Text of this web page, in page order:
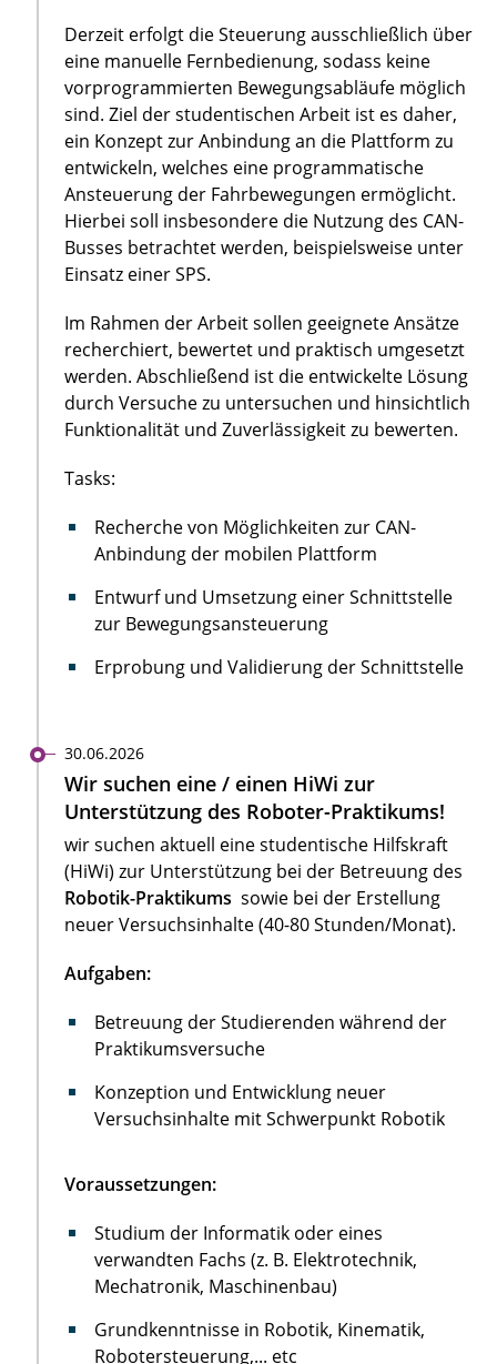
Derzeit erfolgt die Steuerung ausschließlich über
eine manuelle Fernbedienung, sodass keine
vorprogrammierten Bewegungsabläufe möglich
sind. Ziel der studentischen Arbeit ist es daher,
ein Konzept zur Anbindung an die Plattform zu
entwickeln, welches eine programmatische
Ansteuerung der Fahrbewegungen ermöglicht.
Hierbei soll insbesondere die Nutzung des CAN-
Busses betrachtet werden, beispielsweise unter
Einsatz einer SPS.
Im Rahmen der Arbeit sollen geeignete Ansätze
recherchiert, bewertet und praktisch umgesetzt
werden. Abschließend ist die entwickelte Lösung
durch Versuche zu untersuchen und hinsichtlich
Funktionalität und Zuverlässigkeit zu bewerten.
Tasks:
Recherche von Möglichkeiten zur CAN-
Anbindung der mobilen Plattform
Entwurf und Umsetzung einer Schnittstelle
zur Bewegungsansteuerung
Erprobung und Validierung der Schnittstelle
30.06.2026
Wir suchen eine / einen HiWi zur
Unterstützung des Roboter-Praktikums!
wir suchen aktuell eine studentische Hilfskraft
(HiWi) zur Unterstützung bei der Betreuung des
Robotik-Praktikums sowie bei der Erstellung
neuer Versuchsinhalte (40-80 Stunden/Monat).
Aufgaben:
Betreuung der Studierenden während der
Praktikumsversuche
Konzeption und Entwicklung neuer
Versuchsinhalte mit Schwerpunkt Robotik
Voraussetzungen:
Studium der Informatik oder eines
verwandten Fachs (z. B. Elektrotechnik,
Mechatronik, Maschinenbau)
Grundkenntnisse in Robotik, Kinematik,
Robotersteuerung,... etc